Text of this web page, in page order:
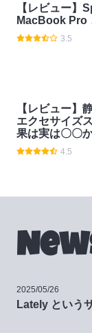
【レビュー】
MacBook Pro
3.5
【レビュー】
エクセサイズ
果は実は〇〇
4.5
2025/05/26
Lately という